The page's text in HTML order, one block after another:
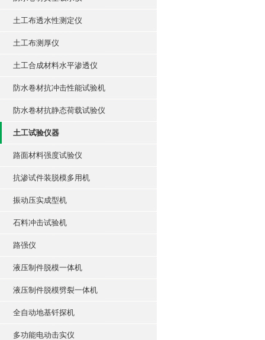
土工布透水性测定仪
土工布测厚仪
土工合成材料水平渗透仪
防水卷材抗冲击性能试验机
防水卷材抗静态荷载试验仪
土工试验仪器
路面材料强度试验仪
抗渗试件装脱模多用机
振动压实成型机
石料冲击试验机
路强仪
液压制件脱模一体机
液压制件脱模劈裂一体机
全自动地基钎探机
多功能电动击实仪